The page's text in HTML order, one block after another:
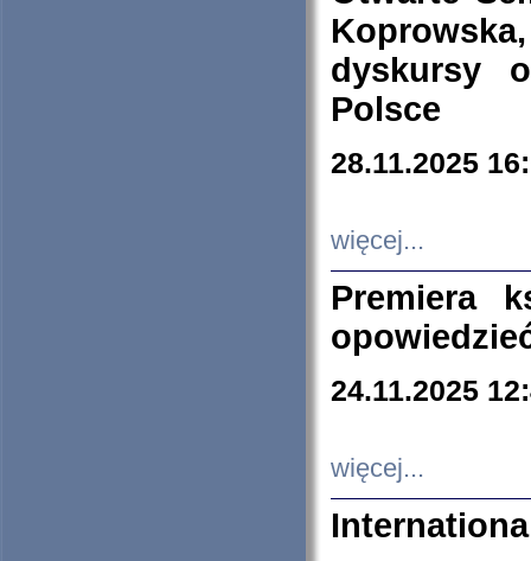
dyskursy
Polsce
28.11.2025
więcej...
Premiera
24.11.2025
więcej...